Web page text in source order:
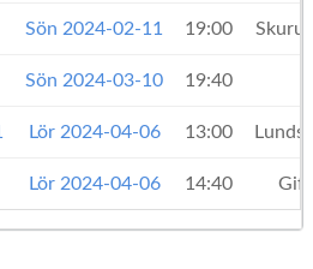
Sön 2024-02-11 19:00
Sön 2024-03-10 19:40
Lör 2024-04-06 13:00 Lunds
Lör 2024-04-06 14:40 Gif